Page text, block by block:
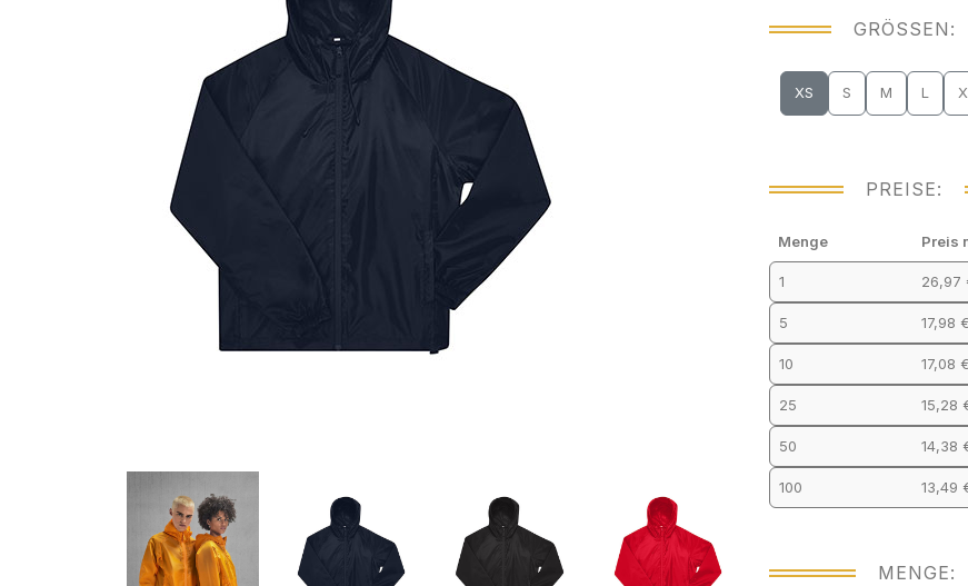
GRÖSSEN:
XS S M L
PREISE:
Menge Preis
1 26,97
5 17,98 €
10 17,08 €
25 15,28
50 14,38
100 13,49
MENGE: